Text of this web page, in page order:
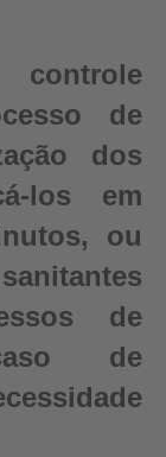
de
dos
los em
ou
de
de